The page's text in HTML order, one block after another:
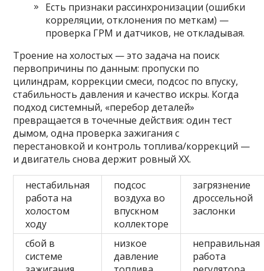
Есть признаки рассинхронизации (ошибки
корреляции, отклонения по меткам) —
проверка ГРМ и датчиков, не откладывая.
Троение на холостых — это задача на поиск
первопричины по данным: пропуски по
цилиндрам, коррекции смеси, подсос по впуску,
стабильность давления и качество искры. Когда
подход системный, «перебор деталей»
превращается в точечные действия: один тест
дымом, одна проверка зажигания с
перестановкой и контроль топлива/коррекций —
и двигатель снова держит ровный ХХ.
нестабильная
работа на
холостом
ходу
подсос
воздуха во
впускном
коллекторе
загрязнение
дроссельной
заслонки
сбой в
системе
низкое
давление
неправильная
работа